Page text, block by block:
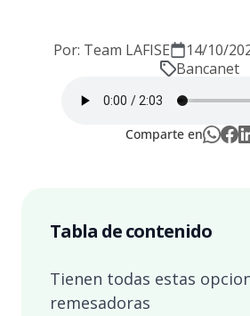
Por: Team LAFISE 14/10/
Bancanet
Comparte en
Tabla de contenido
Tienen todas estas
remesadoras